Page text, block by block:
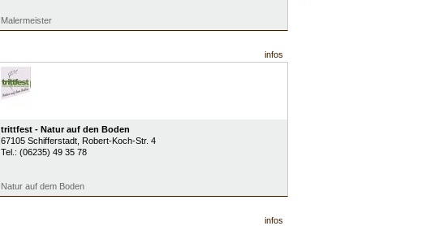
Malermeister
infos
trittfest - Natur auf den Boden
67105 Schifferstadt, Robert-Koch-Str. 4
Tel.: (06235) 49 35 78
Natur auf dem Boden
infos